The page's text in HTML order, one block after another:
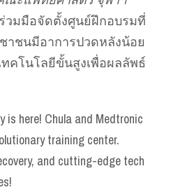
ร่วมมือจัดตั้งศูนย์ฝึกอบรมที่
าชนมีอาการปวดหลังน้อย
คโนโลยีขั้นสูงเพื่อผลลัพธ์
is here! Chula and Medtronic
training center.
and cutting-edge tech